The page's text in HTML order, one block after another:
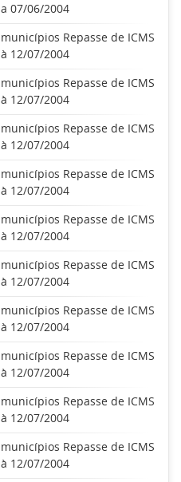
07/06/2004
Repasse de ICMS
12/07/2004
Repasse de ICMS
12/07/2004
Repasse de ICMS
12/07/2004
Repasse de ICMS
12/07/2004
Repasse de ICMS
12/07/2004
Repasse de ICMS
12/07/2004
Repasse de ICMS
12/07/2004
Repasse de ICMS
12/07/2004
Repasse de ICMS
12/07/2004
Repasse de ICMS
12/07/2004